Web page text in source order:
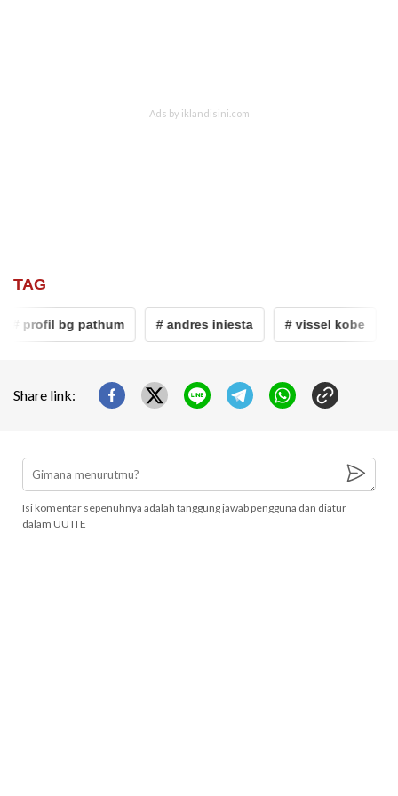
TAG
profil bg pathum # andres iniesta # vissel kobe
Share link:
Isi komentar sepenuhnya adalah tanggung jawab pengguna dan diatur
dalam UU ITE